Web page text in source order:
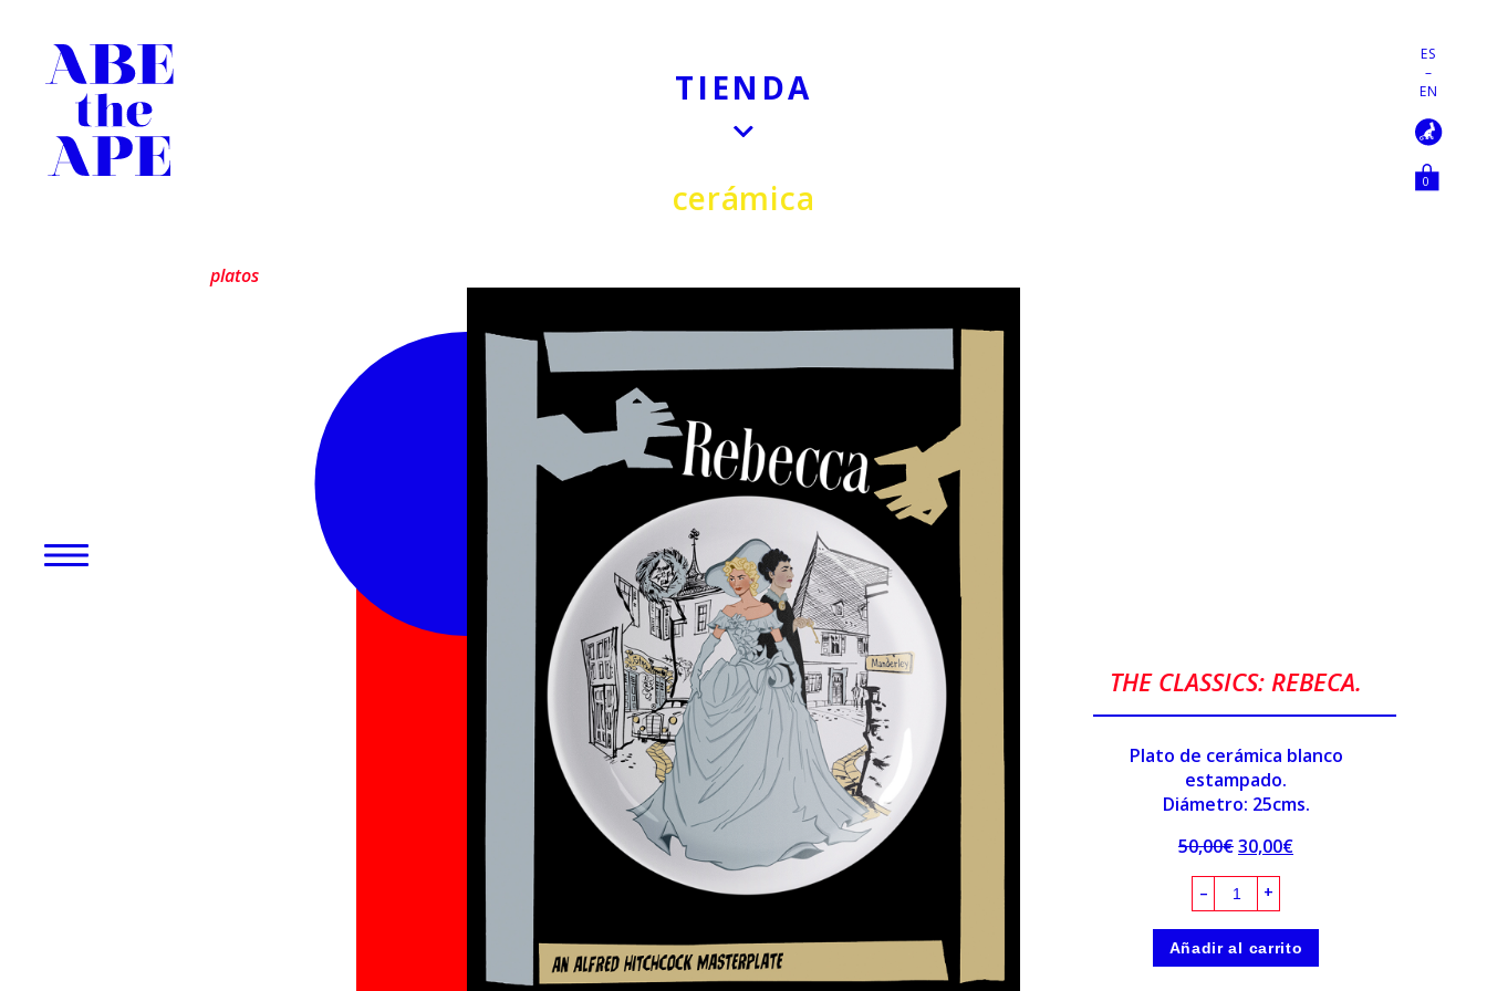
ES
–
EN
0
TIENDA
cerámica
platos
THE CLASSICS: REBECA.
Plato de cerámica blanco
estampado.
Diámetro: 25cms.
50,00€30,00€
+
–
Añadir al carrito